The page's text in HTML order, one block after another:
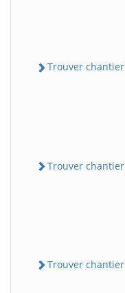
Trouver
Trouver chantier
Trouver